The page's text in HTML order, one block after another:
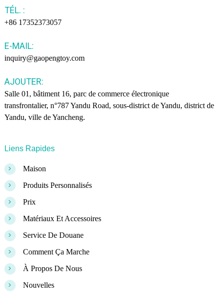
TÉL. :
+86 17352373057
E-MAIL:
inquiry@gaopengtoy.com
AJOUTER:
Salle 01, bâtiment 16, parc de commerce électronique
transfrontalier, n°787 Yandu Road, sous-district de Yandu, district de
Yandu, ville de Yancheng.
Liens Rapides
> Maison
> Produits Personnalisés
> Prix
> Matériaux Et Accessoires
> Service De Douane
> Comment Ça Marche
> À Propos De Nous
> Nouvelles